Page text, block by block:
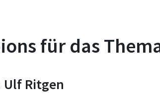
für das
Ulf Ritgen